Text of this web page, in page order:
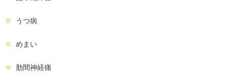
うつ病
めまい
肋間神経痛